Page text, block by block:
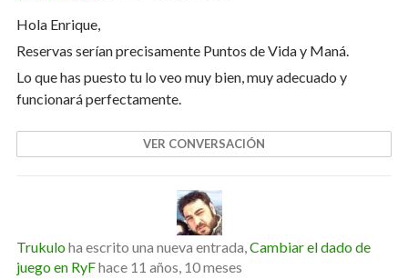
Hola Enrique,
Reservas serían precisamente Puntos de Vida y Maná.
Lo que has puesto tu lo veo muy bien, muy adecuado y
funcionará perfectamente.
VER CONVERSACIÓN
Trukuloha escrito una nueva entrada, Cambiar el dado de
juego en RyFhace 11 años, 10 meses